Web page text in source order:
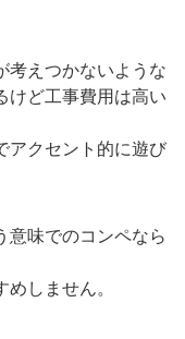
考えつかないような
けど工事費用は高い
アクセント的に遊び
意味でのコンペなら
しません。